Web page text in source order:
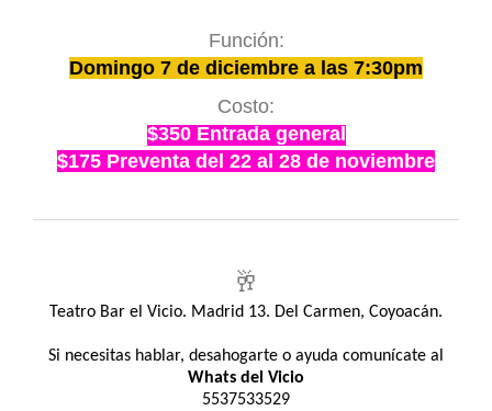
Función:
Domingo 7 de diciembre a las 7:30pm
Costo:
$350 Entrada general
$175 Preventa del 22 al 28 de noviembre
🥂
Teatro Bar el Vicio. Madrid 13. Del Carmen, Coyoacán.
Si necesitas hablar, desahogarte o ayuda comunícate al
Whats del Vicio
5537533529